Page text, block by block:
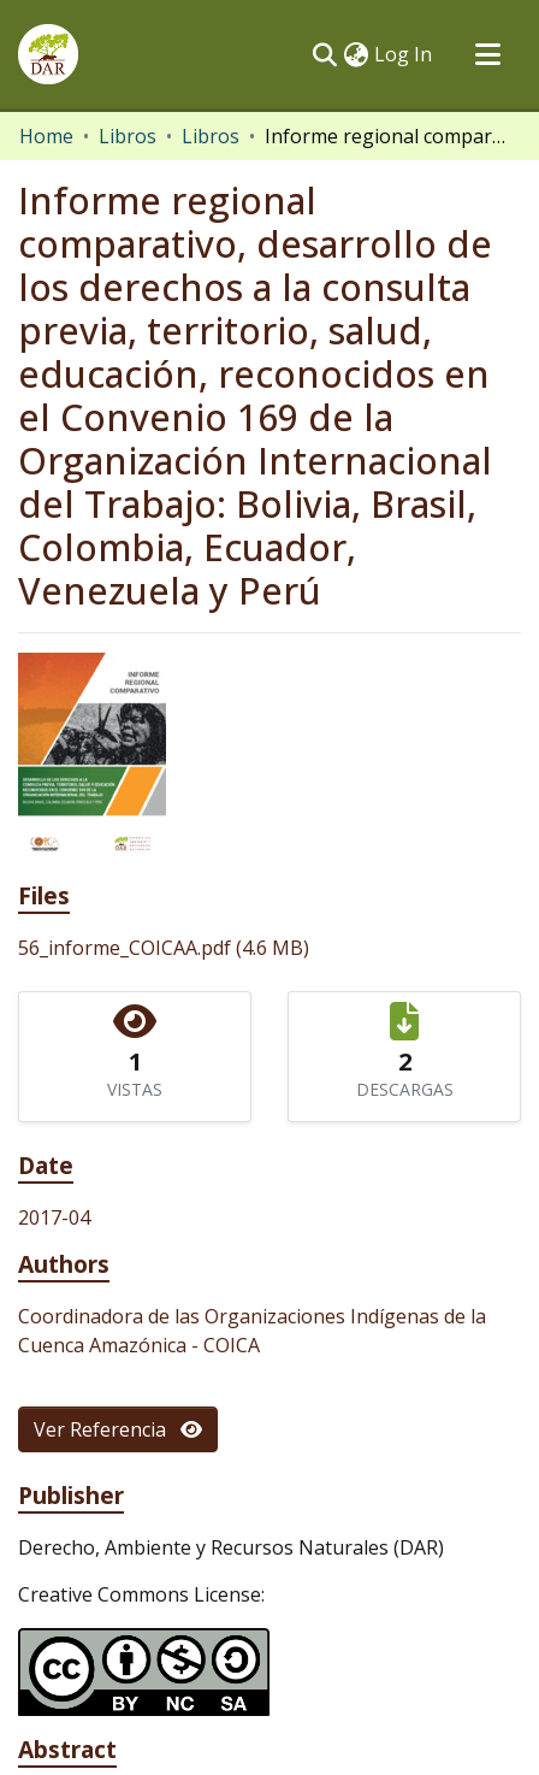
Log In (current)
Communities & Collections
All of DSpace
Statistics
Home Libros Libros Informe regional comparativo, desarrollo de los derechos a la consulta previa, territorio, salud, educación, reconocidos en el Convenio 169 de la Organización Internacional del Trabajo: Bolivia, Brasil, Colombia, Ecuador, Venezuela y Perú
Informe regional
comparativo, desarrollo de
los derechos a la consulta
previa, territorio, salud,
educación, reconocidos en
el Convenio 169 de la
Organización Internacional
del Trabajo: Bolivia, Brasil,
Colombia, Ecuador,
Venezuela y Perú
Files
56_informe_COICAA.pdf(4.6 MB)
1
VISTAS
2
DESCARGAS
Date
2017-04
Authors
Coordinadora de las Organizaciones Indígenas de la
Cuenca Amazónica - COICA
Ver Referencia
Publisher
Derecho, Ambiente y Recursos Naturales (DAR)
Creative Commons License:
Abstract